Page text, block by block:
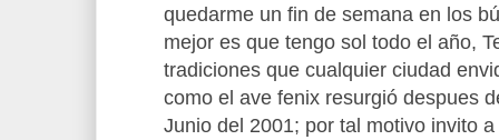
quedarme un fin de semana en los
mejor es que tengo sol todo el año,
tradiciones que cualquier ciudad
como el ave fenix resurgió despues
Junio del 2001; por tal motivo invito